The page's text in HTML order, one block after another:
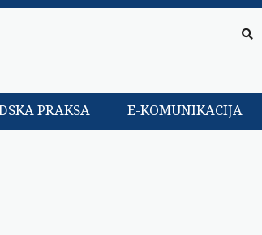
PRAKSA E-KOMUNIKACIJA